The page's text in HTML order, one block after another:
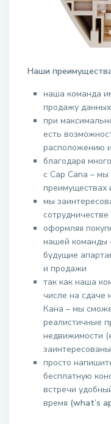
Наши
наша команда
продажу
при
есть
расположению
благодаря
с Cap Cana –
преимуществах
мы
сотрудничестве
оформляя
нашей команды
будущие
и продажи
так как наша
числе на сдаче
Кана – мы
реалистичные
недвижимости
просто
бесплатную
встречи
время (what’s